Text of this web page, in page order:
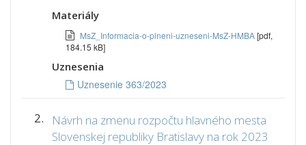
Materiály
MsZ_Informacia-o-plneni-uzneseni-MsZ-HMBA[pdf,
184.15 kB]
Uznesenia
Uznesenie 363/2023
2.
Návrh na zmenu rozpočtu hlavného mesta
Slovenskej republiky Bratislavy na rok 2023